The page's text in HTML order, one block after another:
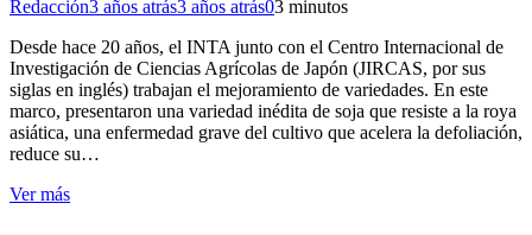
Redacción3 años atrás3 años atrás03 minutos
Desde hace 20 años, el INTA junto con el Centro Internacional de
Investigación de Ciencias Agrícolas de Japón (JIRCAS, por sus
siglas en inglés) trabajan el mejoramiento de variedades. En este
marco, presentaron una variedad inédita de soja que resiste a la roya
asiática, una enfermedad grave del cultivo que acelera la defoliación,
reduce su…
Ver más